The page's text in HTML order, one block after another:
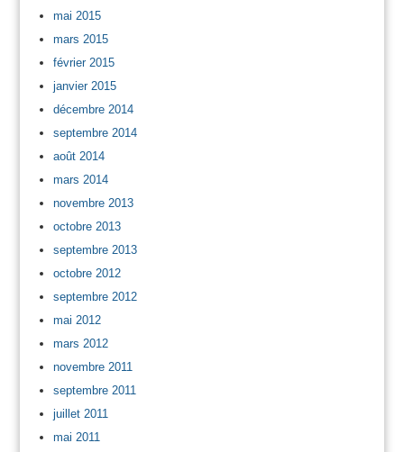
mai 2015
mars 2015
février 2015
janvier 2015
décembre 2014
septembre 2014
août 2014
mars 2014
novembre 2013
octobre 2013
septembre 2013
octobre 2012
septembre 2012
mai 2012
mars 2012
novembre 2011
septembre 2011
juillet 2011
mai 2011